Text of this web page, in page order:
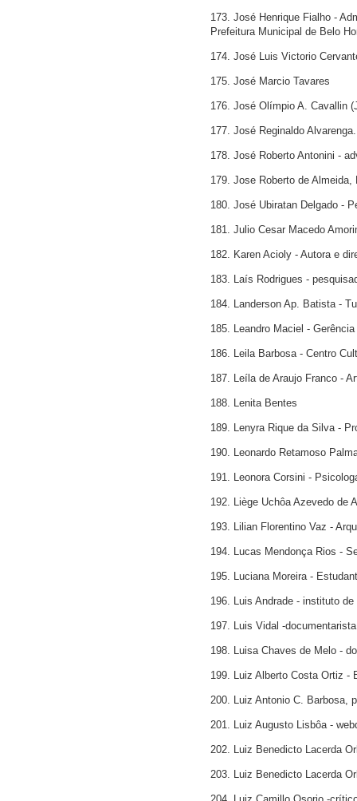
173. José Henrique Fialho -
Prefeitura Municipal de Belo
174. José Luis Victorio
175. José Marcio Tavares
176. José Olímpio A. Cavallin
177. José Reginaldo
178. José Roberto Antonini -
179. Jose Roberto de
180. José Ubiratan Delgado -
181. Julio Cesar Macedo
182. Karen Acioly - Autora e
183. Laís Rodrigues -
184. Landerson Ap. Batista -
185. Leandro Maciel -
186. Leila Barbosa - Centro
187. Leíla de Araujo Franco -
188. Lenita Bentes
189. Lenyra Rique da Silva -
190. Leonardo Retamoso
191. Leonora Corsini -
192. Liège Uchôa Azevedo de
193. Lilian Florentino Vaz -
194. Lucas Mendonça Rios -
195. Luciana Moreira -
196. Luis Andrade - instituto de
197. Luis Vidal -documentarista
198. Luisa Chaves de Melo -
199. Luiz Alberto Costa Ortiz -
200. Luiz Antonio C. Barbosa,
201. Luiz Augusto Lisbôa -
202. Luiz Benedicto Lacerda
203. Luiz Benedicto Lacerda